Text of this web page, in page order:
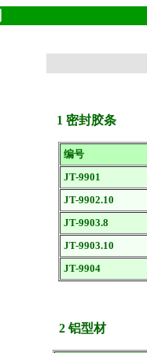
1 密封胶条
编号
JT-9901
JT-9902.10
JT-9903.8
JT-9903.10
JT-9904
2 铝型材